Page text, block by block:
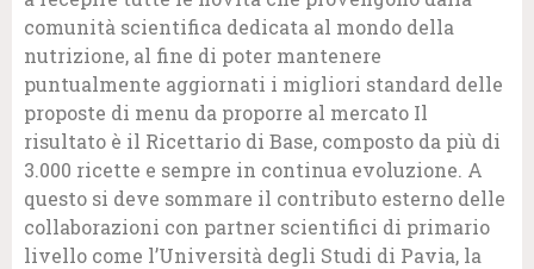
comunità scientifica dedicata al mondo della
nutrizione, al fine di poter mantenere
puntualmente aggiornati i migliori standard delle
proposte di menu da proporre al mercato Il
risultato è il Ricettario di Base, composto da più di
3.000 ricette e sempre in continua evoluzione. A
questo si deve sommare il contributo esterno delle
collaborazioni con partner scientifici di primario
livello come l’Università degli Studi di Pavia, la